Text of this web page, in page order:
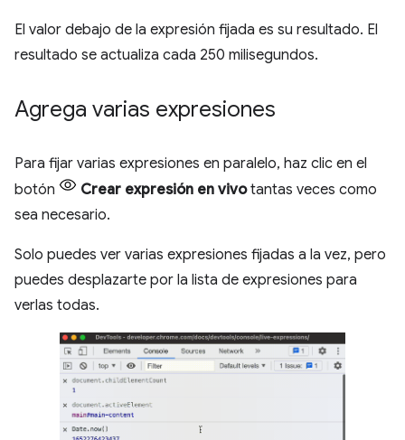
El valor debajo de la expresión fijada es su resultado. El
resultado se actualiza cada 250 milisegundos.
Agrega varias expresiones
Para fijar varias expresiones en paralelo, haz clic en el
botón
Crear expresión en vivotantas veces como
sea necesario.
Solo puedes ver varias expresiones fijadas a la vez, pero
puedes desplazarte por la lista de expresiones para
verlas todas.